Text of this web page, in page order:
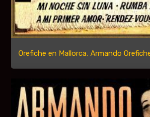
Orefiche en Mallorca, Armando